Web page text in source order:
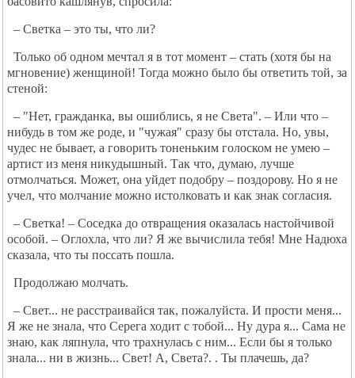
– Светка – это ты, что ли?
Только об одном мечтал я в тот момент – стать (хотя бы на
мгновение) женщиной! Тогда можно было бы ответить той, за
стеной:
– "Нет, гражданка, вы ошиблись, я не Света". – Или что –
нибудь в том же роде, и "чужая" сразу бы отстала. Но, увы,
чудес не бывает, а говорить тоненьким голоском не умею –
артист из меня никудышный. Так что, думаю, лучше
отмолчаться. Может, она уйдет подобру – поздорову. Но я не
учел, что молчание можно истолковать и как знак согласия.
– Светка! – Соседка до отвращения оказалась настойчивой
особой. – Оглохла, что ли? Я же вычислила тебя! Мне Надюха
сказала, что ты поссать пошла.
Продолжаю молчать.
– Свет... не расстраивайся так, пожалуйста. И прости меня...
Я же не знала, что Серега ходит с тобой... Ну дура я... Сама не
знаю, как ляпнула, что трахнулась с ним... Если бы я только
знала... ни в жизнь... Свет! А, Света?. . Ты плачешь, да?